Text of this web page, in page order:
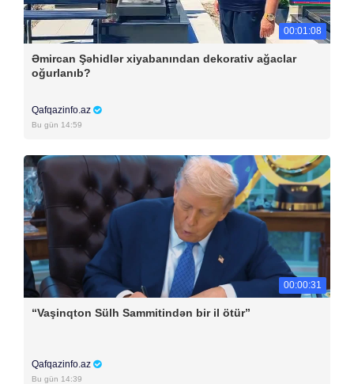
00:01:08
Əmircan Şəhidlər xiyabanından dekorativ ağaclar
oğurlanıb?
Qafqazinfo.az
Bu gün 14:59
00:00:31
“Vaşinqton Sülh Sammitindən bir il ötür”
Qafqazinfo.az
Bu gün 14:39